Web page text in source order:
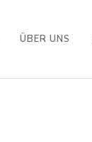
ÜBER UNS